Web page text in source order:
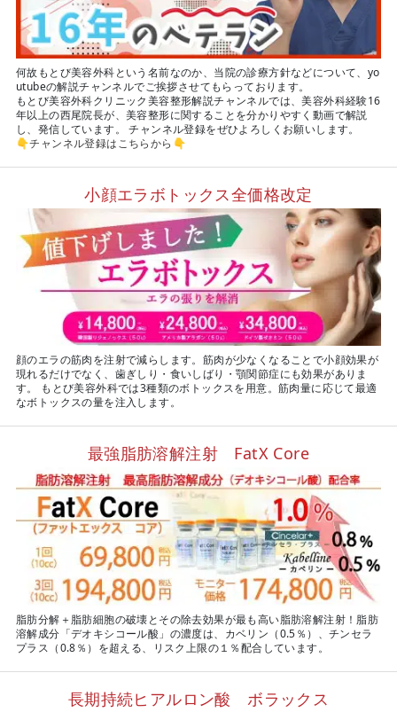
何故もとび美容外科という名前なのか、当院の診療方針などについて、yo
utubeの解説チャンネルでご挨拶させてもらっております。
もとび美容外科クリニック美容整形解説チャンネルでは、美容外科経験16
年以上の西尾院長が、美容整形に関することを分かりやすく動画で解説
し、発信しています。 チャンネル登録をぜひよろしくお願いします。
👇チャンネル登録はこちらから 👇
小顔エラボトックス全価格改定
顔のエラの筋肉を注射で減らします。筋肉が少なくなることで小顔効果が
現れるだけでなく、歯ぎしり・食いしばり・顎関節症にも効果がありま
す。 もとび美容外科では3種類のボトックスを用意。筋肉量に応じて最適
なボトックスの量を注入します。
最強脂肪溶解注射 FatX Core
脂肪分解＋脂肪細胞の破壊とその除去効果が最も高い脂肪溶解注射！脂肪
溶解成分「デオキシコール酸」の濃度は、カベリン（0.5％）、チンセラ
プラス（0.8％）を超える、リスク上限の１％配合しています。
長期持続ヒアルロン酸 ボラックス